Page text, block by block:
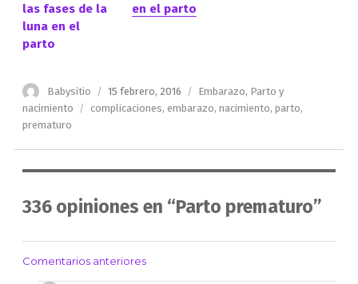
en el parto
Autor
Babysitio
Publicado
el
15 febrero, 2016 Categorías
Embarazo, Parto y
nacimiento
Etiquetas
complicaciones, embarazo, nacimiento, parto,
prematuro
336 opiniones en “Parto prematuro”
Navegación
Comentarios anteriores